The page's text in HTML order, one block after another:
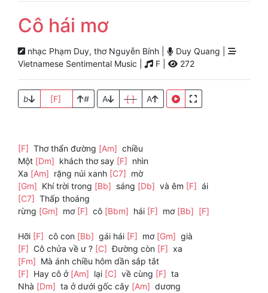
Cô hái mơ
nhạc Phạm Duy, thơ Nguyễn Bính |
Duy Quang |
Vietnamese Sentimental Music |
F | 272
b [F] # A [ ] A
[F] Thơ thẩn đường [Am] chiều
Một [Dm] khách thơ say [F] nhìn
Xa [Am] rặng núi xanh [C7] mờ
[Gm] Khí trời trong [Bb] sáng [Db] và êm [F] ái
[C7] Thấp thoáng
rừng [Gm] mơ [F] cô [Bbm] hái [F] mơ [Bb] [F]
Hỡi [F] cô con [Bb] gái hái [F] mơ [Gm] già
[F] Cô chửa về ư ? [C] Đường còn [F] xa
[Fm] Mà ánh chiều hôm dần sắp tắt
[F] Hay cô ở [Am] lại [C] về cùng [F] ta
Nhà [Dm] ta ở dưới gốc cây [Am] dương